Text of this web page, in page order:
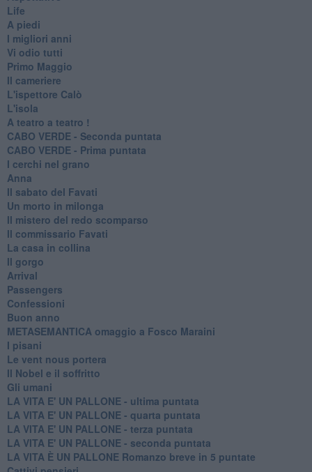
Life
A piedi
I migliori anni
Vi odio tutti
Primo Maggio
Il cameriere
L'ispettore Calò
L'isola
A teatro a teatro !
CABO VERDE - Seconda puntata
CABO VERDE - Prima puntata
I cerchi nel grano
Anna
Il sabato del Favati
Un morto in milonga
Il mistero del redo scomparso
Il commissario Favati
La casa in collina
Il gorgo
Arrival
Passengers
Confessioni
Buon anno
METASEMANTICA omaggio a Fosco Maraini
I pisani
Le vent nous portera
Il Nobel e il soffritto
Gli umani
LA VITA E' UN PALLONE - ultima puntata
LA VITA E' UN PALLONE - quarta puntata
LA VITA E' UN PALLONE - terza puntata
LA VITA E' UN PALLONE - seconda puntata
LA VITA È UN PALLONE Romanzo breve in 5 puntate